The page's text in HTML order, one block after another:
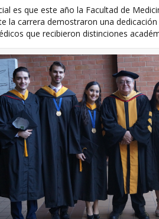
es que este año la Facultad de
la carrera demostraron una
que recibieron distinciones